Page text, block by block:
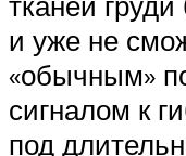
и уже не
«обычным»
сигналом к
под